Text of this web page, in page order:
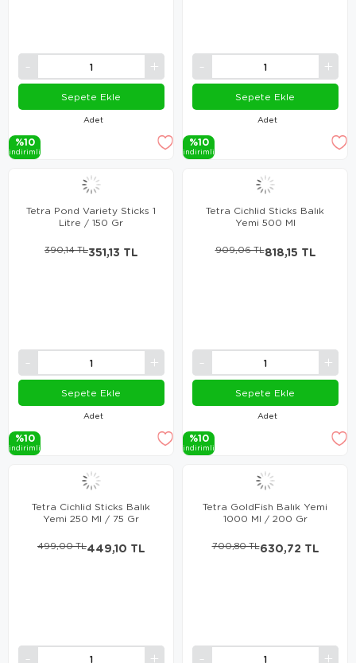
Adet
Sepete Ekle
%10
i̇ndi̇ri̇mli̇
Adet
Sepete Ekle
%10
i̇ndi̇ri̇mli̇
Tetra Pond Variety Sticks 1
Litre / 150 Gr
Adet
351,13 TL
390,14 TL
Sepete Ekle
%10
i̇ndi̇ri̇mli̇
Tetra Cichlid Sticks Balık
Yemi 500 Ml
Adet
818,15 TL
909,06 TL
Sepete Ekle
%10
i̇ndi̇ri̇mli̇
Tetra Cichlid Sticks Balık
Yemi 250 Ml / 75 Gr
449,10 TL
499,00 TL
Tetra GoldFish Balık Yemi
1000 Ml / 200 Gr
630,72 TL
700,80 TL